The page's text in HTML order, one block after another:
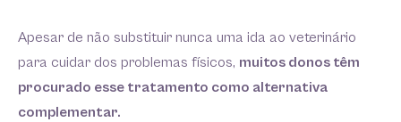
Apesar de não substituir nunca uma ida ao veterinário
para cuidar dos problemas físicos, muitos donos têm
procurado esse tratamento como alternativa
complementar.